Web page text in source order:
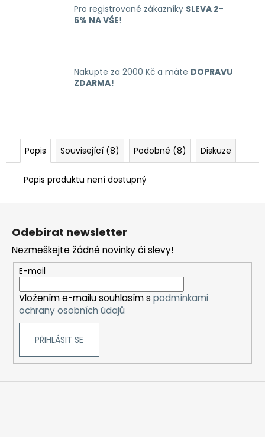
Pro registrované zákazníky SLEVA 2-
6% NA VŠE!
Nakupte za 2000 Kč a máte DOPRAVU
ZDARMA!
Popis Související (8) Podobné (8) Diskuze
Popis produktu není dostupný
Odebírat newsletter
Nezmeškejte žádné novinky či slevy!
E-mail
Vložením e-mailu souhlasím s podmínkami
ochrany osobních údajů
PŘIHLÁSIT SE